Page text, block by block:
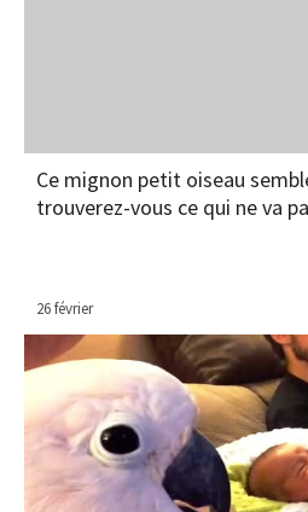
Ce mignon petit oiseau
trouverez-vous ce qui ne va
26 février